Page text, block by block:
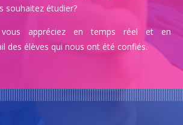
souhaitez étudier?
appréciez en temps réel et en
des élèves qui nous ont été confiés.